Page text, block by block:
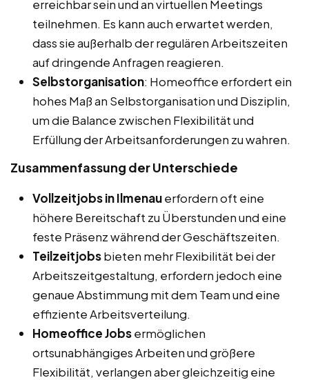
erreichbar sein und an virtuellen Meetings
teilnehmen. Es kann auch erwartet werden,
dass sie außerhalb der regulären Arbeitszeiten
auf dringende Anfragen reagieren.
Selbstorganisation: Homeoffice erfordert ein
hohes Maß an Selbstorganisation und Disziplin,
um die Balance zwischen Flexibilität und
Erfüllung der Arbeitsanforderungen zu wahren.
Zusammenfassung der Unterschiede
Vollzeitjobs in Ilmenauerfordern oft eine
höhere Bereitschaft zu Überstunden und eine
feste Präsenz während der Geschäftszeiten.
Teilzeitjobsbieten mehr Flexibilität bei der
Arbeitszeitgestaltung, erfordern jedoch eine
genaue Abstimmung mit dem Team und eine
effiziente Arbeitsverteilung.
Homeoffice Jobsermöglichen
ortsunabhängiges Arbeiten und größere
Flexibilität, verlangen aber gleichzeitig eine